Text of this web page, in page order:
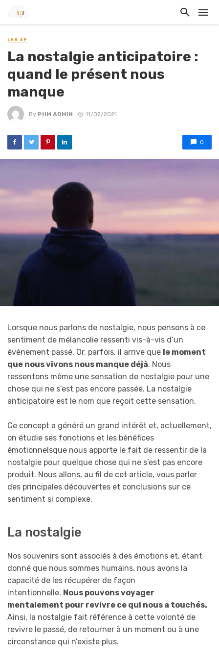
LES 3P
La nostalgie anticipatoire :
quand le présent nous
manque
By PHM ADMIN 11/02/2021
0
Lorsque nous parlons de nostalgie, nous pensons à ce
sentiment de mélancolie ressenti vis-à-vis d’un
événement passé. Or, parfois, il arrive que le moment
que nous vivons nous manque déjà. Nous
ressentons même une sensation de nostalgie pour une
chose qui ne s’est pas encore passée. La nostalgie
anticipatoire est le nom que reçoit cette sensation.
Ce concept a généré un grand intérêt et, actuellement,
on étudie ses fonctions et les bénéfices
émotionnelsque nous apporte le fait de ressentir de la
nostalgie pour quelque chose qui ne s’est pas encore
produit. Nous allons, au fil de cet article, vous parler
des principales découvertes et conclusions sur ce
sentiment si complexe.
La nostalgie
Nos souvenirs sont associés à des émotions et, étant
donné que nous sommes humains, nous avons la
capacité de les récupérer de façon
intentionnelle. Nous pouvons voyager
mentalement pour revivre ce qui nous a touchés.
Ainsi, la nostalgie fait référence à cette volonté de
revivre le passé, de retourner à un moment ou à une
circonstance qui n’existe plus.